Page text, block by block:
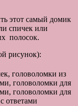
этот самый домик
спичек или
полосок.
рисунок):